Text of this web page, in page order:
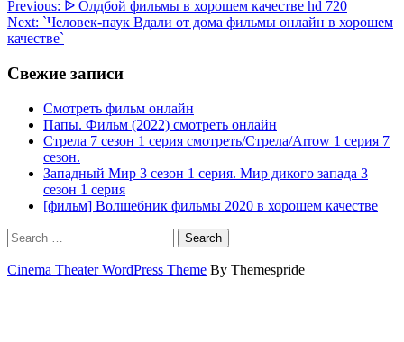
Previous: ᐉ Олдбой фильмы в хорошем качестве hd 720
Next: `Человек-паук Вдали от дома фильмы онлайн в хорошем
качестве`
Свежие записи
Смотреть фильм онлайн
Папы. Фильм (2022) смотреть онлайн
Стрела 7 сезон 1 серия смотреть/Стрела/Arrow 1 серия 7
сезон.
Западный Мир 3 сезон 1 серия. Мир дикого запада 3
сезон 1 серия
[фильм] Волшебник фильмы 2020 в хорошем качестве
Search
Cinema Theater WordPress Theme By Themespride